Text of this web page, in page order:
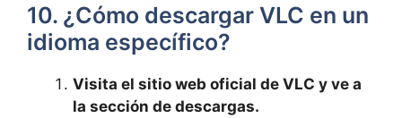
10. ¿Cómo descargar VLC en un
idioma específico?
Visita el sitio web oficial de VLC y ve a
la sección de descargas.